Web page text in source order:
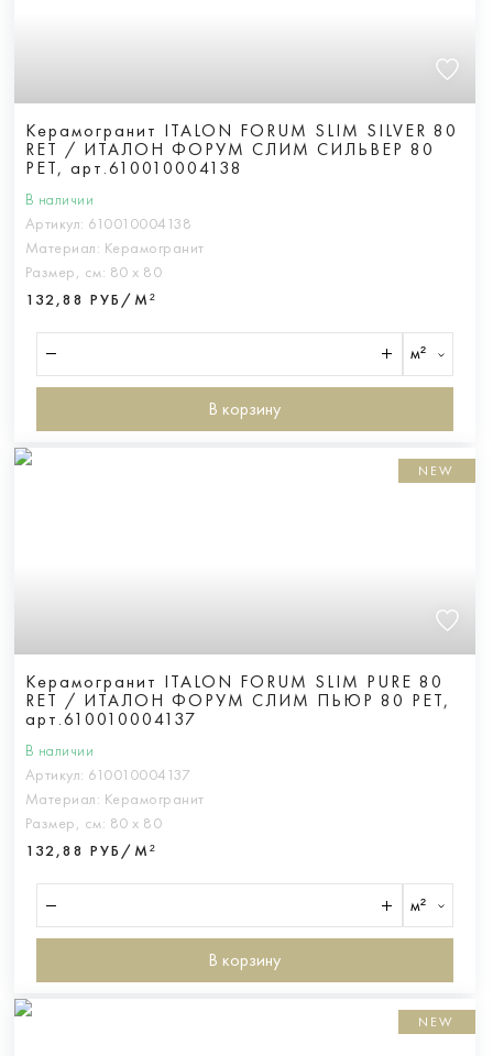
Керамогранит ITALON FORUM SLIM SILVER 80
RET / ИТАЛОН ФОРУМ СЛИМ СИЛЬВЕР 80
РЕТ, арт.610010004138
В наличии
Артикул: 610010004138
Материал: Керамогранит
Размер, см: 80 х 80
132,88 РУБ/М²
м²
В корзину
NEW
Керамогранит ITALON FORUM SLIM PURE 80
RET / ИТАЛОН ФОРУМ СЛИМ ПЬЮР 80 РЕТ,
арт.610010004137
В наличии
Артикул: 610010004137
Материал: Керамогранит
Размер, см: 80 х 80
132,88 РУБ/М²
м²
В корзину
NEW